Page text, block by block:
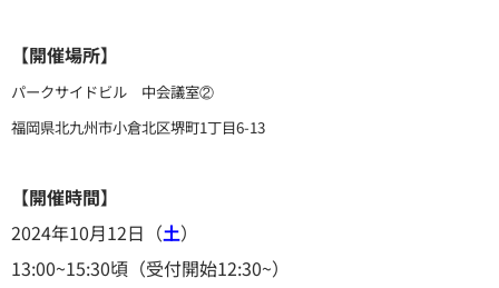
【開催場所】
パークサイドビル 中会議室②
福岡県北九州市小倉北区堺町1丁目6-13
【開催時間】
2024年10月12日（土）
13:00~15:30頃（受付開始12:30~）